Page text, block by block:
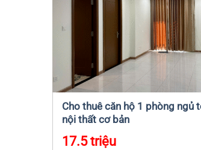
Cho thuê căn hộ 1 phòng ngủ
nội thất cơ bản
17.5 triệu